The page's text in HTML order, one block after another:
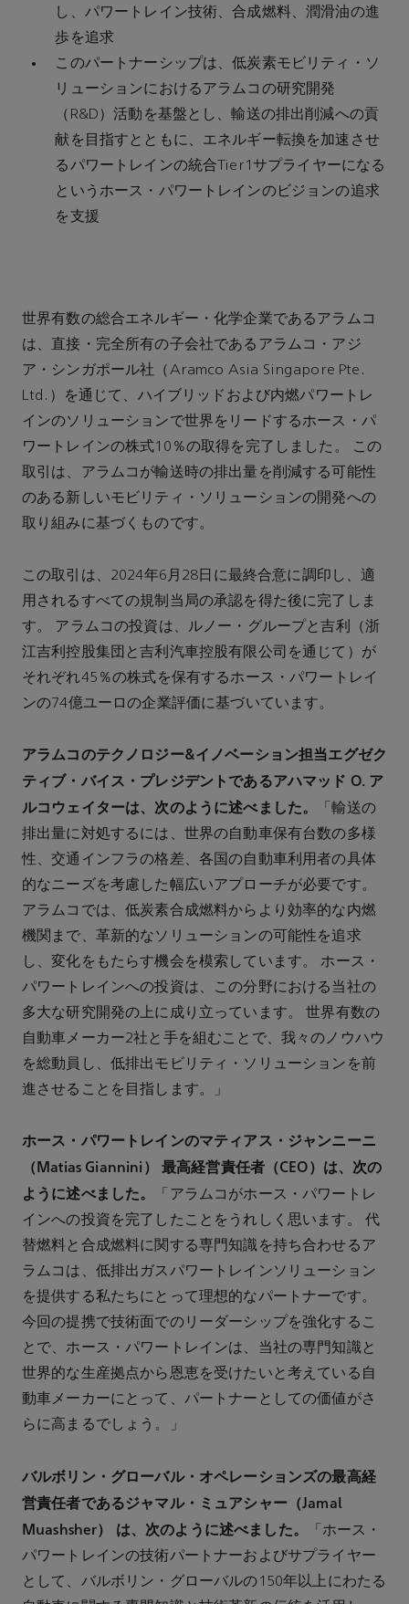
し、パワートレイン技術、合成燃料、潤滑油の進
歩を追求
このパートナーシップは、低炭素モビリティ・ソ
リューションにおけるアラムコの研究開発
（R&D）活動を基盤とし、輸送の排出削減への貢
献を目指すとともに、エネルギー転換を加速させ
るパワートレインの統合Tier1サプライヤーになる
というホース・パワートレインのビジョンの追求
を支援
世界有数の総合エネルギー・化学企業であるアラムコ
は、直接・完全所有の子会社であるアラムコ・アジ
ア・シンガポール社（Aramco Asia Singapore Pte.
Ltd.）を通じて、ハイブリッドおよび内燃パワートレ
インのソリューションで世界をリードするホース・パ
ワートレインの株式10％の取得を完了しました。 この
取引は、アラムコが輸送時の排出量を削減する可能性
のある新しいモビリティ・ソリューションの開発への
取り組みに基づくものです。
この取引は、2024年6月28日に最終合意に調印し、適
用されるすべての規制当局の承認を得た後に完了しま
す。 アラムコの投資は、ルノー・グループと吉利（浙
江吉利控股集団と吉利汽車控股有限公司を通じて）が
それぞれ45％の株式を保有するホース・パワートレイ
ンの74億ユーロの企業評価に基づいています。
アラムコのテクノロジー&イノベーション担当エグゼク
ティブ・バイス・プレジデントであるアハマッド O. ア
ルコウェイターは、次のように述べました。
「輸送の
排出量に対処するには、世界の自動車保有台数の多様
性、交通インフラの格差、各国の自動車利用者の具体
的なニーズを考慮した幅広いアプローチが必要です。
アラムコでは、低炭素合成燃料からより効率的な内燃
機関まで、革新的なソリューションの可能性を追求
し、変化をもたらす機会を模索しています。 ホース・
パワートレインへの投資は、この分野における当社の
多大な研究開発の上に成り立っています。 世界有数の
自動車メーカー2社と手を組むことで、我々のノウハウ
を総動員し、低排出モビリティ・ソリューションを前
進させることを目指します。」
ホース・パワートレインのマティアス・ジャンニーニ
（ Matias Giannini） 最高経営責任者（CEO）は、次の
ように述べました。
「アラムコがホース・パワートレ
インへの投資を完了したことをうれしく思います。 代
替燃料と合成燃料に関する専門知識を持ち合わせるア
ラムコは、低排出ガスパワートレインソリューション
を提供する私たちにとって理想的なパートナーです。
今回の提携で技術面でのリーダーシップを強化するこ
とで、ホース・パワートレインは、当社の専門知識と
世界的な生産拠点から恩恵を受けたいと考えている自
動車メーカーにとって、パートナーとしての価値がさ
らに高まるでしょう。」
バルボリン・グローバル・オペレーションズの最高経
営責任者であるジャマル・ミュアシャー（Jamal
Muashsher） は、次のように述べました。
「ホース・
パワートレインの技術パートナーおよびサプライヤー
として、バルボリン・グローバルの150年以上にわたる